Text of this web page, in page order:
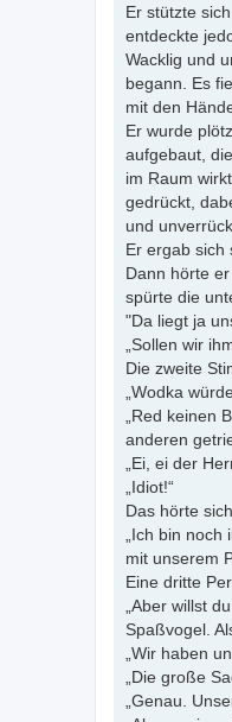
Er stützte
entdeckte
Wacklig und
begann. Es
mit den
Er wurde
aufgebaut,
im Raum
gedrückt,
und
Er ergab sich
Dann hörte
spürte die
"Da liegt ja
„Sollen wir
Die zweite
„Wodka
„Red keinen
anderen
„Ei, ei der
„Idiot!“
Das hörte
„Ich bin noch
mit unserem
Eine dritte
„Aber willst
Spaßvogel.
„Wir haben
„Die große
„Genau.